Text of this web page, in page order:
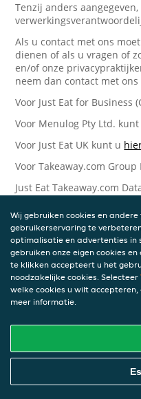
Tenzij anders
Als u contact met ons
dienen of als u vragen of
en/of onze
neem dan contact met ons
Voor Just Eat for Business
Voor Menulog Pty Ltd. kunt
Voor Just Eat UK kunt u
Voor Takeaway.com Group
Just Eat Takeaway.com
Piet Heinkade 61
1019 GM Amsterdam
Nederland
Bijgewerkte
Privacyverklaring
Wij kunnen deze
reactie op veranderende
ontwikkelingen. Wanneer
bijwerken, zullen wij
op de hoogte te brengen,
Wij gebruiken cookies en
gebruikerservaring te
optimalisatie en advertenties in
gebruiken onze eigen cookies
te klikken accepteert u het
noodzakelijke cookies. Selecteer
welke cookies u wilt
meer informatie.